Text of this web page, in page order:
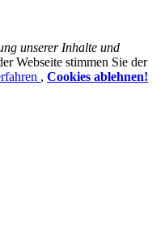
unserer Inhalte und
Webseite stimmen Sie der
, Cookies ablehnen!